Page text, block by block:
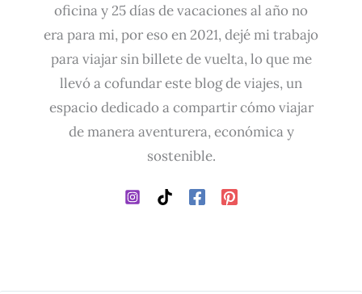
oficina y 25 días de vacaciones al año no
era para mi, por eso en 2021, dejé mi trabajo
para viajar sin billete de vuelta, lo que me
llevó a cofundar este blog de viajes, un
espacio dedicado a compartir cómo viajar
de manera aventurera, económica y
sostenible.